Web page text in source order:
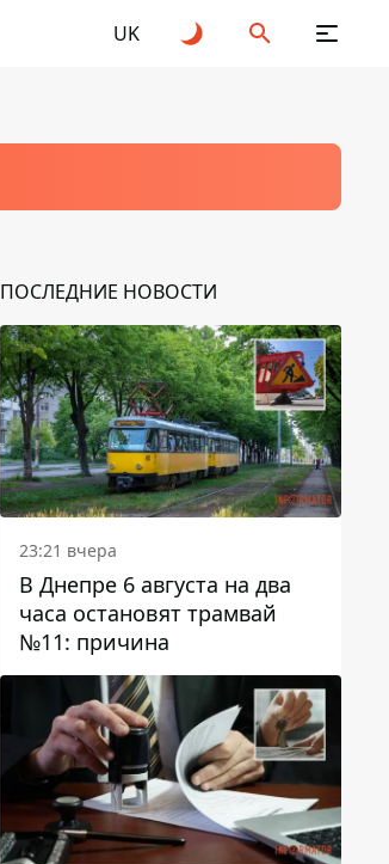
UK
ПОСЛЕДНИЕ НОВОСТИ
23:21 вчера
В Днепре 6 августа на два
часа остановят трамвай
№11: причина